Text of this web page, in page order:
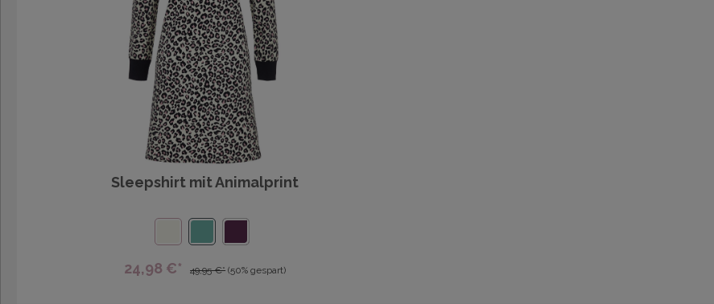
Sleepshirt mit Animalprint
24,98 €* 49,95 €* (50% gespart)